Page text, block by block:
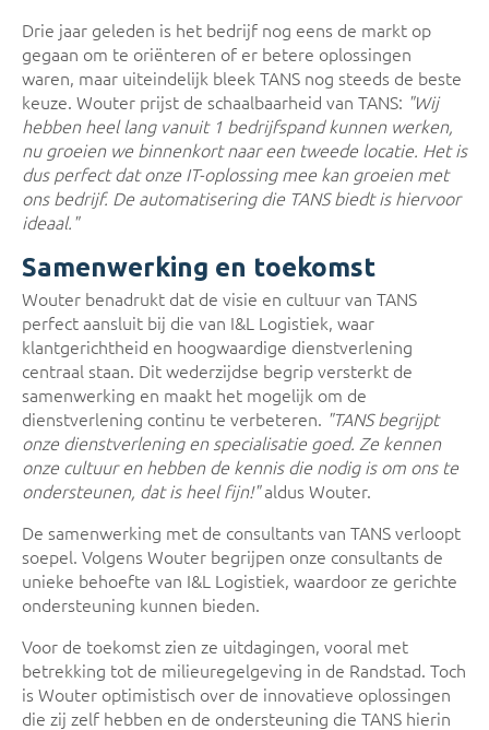
Drie jaar geleden is het bedrijf nog eens de markt op
gegaan om te oriënteren of er betere oplossingen
waren, maar uiteindelijk bleek TANS nog steeds de beste
keuze. Wouter prijst de schaalbaarheid van TANS: "Wij
hebben heel lang vanuit 1 bedrijfspand kunnen werken,
nu groeien we binnenkort naar een tweede locatie. Het is
dus perfect dat onze IT-oplossing mee kan groeien met
ons bedrijf. De automatisering die TANS biedt is hiervoor
ideaal."
Samenwerking en toekomst
Wouter benadrukt dat de visie en cultuur van TANS
perfect aansluit bij die van I&L Logistiek, waar
klantgerichtheid en hoogwaardige dienstverlening
centraal staan. Dit wederzijdse begrip versterkt de
samenwerking en maakt het mogelijk om de
dienstverlening continu te verbeteren.
"TANS begrijpt
onze dienstverlening en specialisatie goed. Ze kennen
onze cultuur en hebben de kennis die nodig is om ons te
ondersteunen, dat is heel fijn!"aldus Wouter.
De samenwerking met de consultants van TANS verloopt
soepel. Volgens Wouter begrijpen onze consultants de
unieke behoefte van I&L Logistiek, waardoor ze gerichte
ondersteuning kunnen bieden.
Voor de toekomst zien ze uitdagingen, vooral met
betrekking tot de milieuregelgeving in de Randstad. Toch
is Wouter optimistisch over de innovatieve oplossingen
die zij zelf hebben en de ondersteuning die TANS hierin